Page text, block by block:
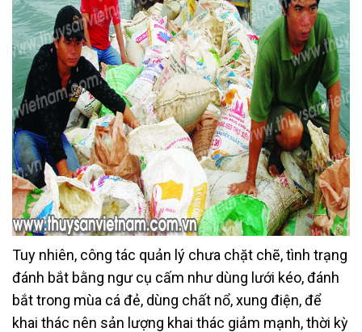
Tuy nhiên, công tác quản lý chưa chặt chẽ, tình trạng
đánh bắt bằng ngư cụ cấm như dùng lưới kéo, đánh
bắt trong mùa cá đẻ, dùng chất nổ, xung điện, để
khai thác nên sản lượng khai thác giảm mạnh, thời kỳ